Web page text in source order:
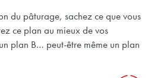
du pâturage, sachez ce que vous
ce plan au mieux de vos
plan B… peut-être même un plan